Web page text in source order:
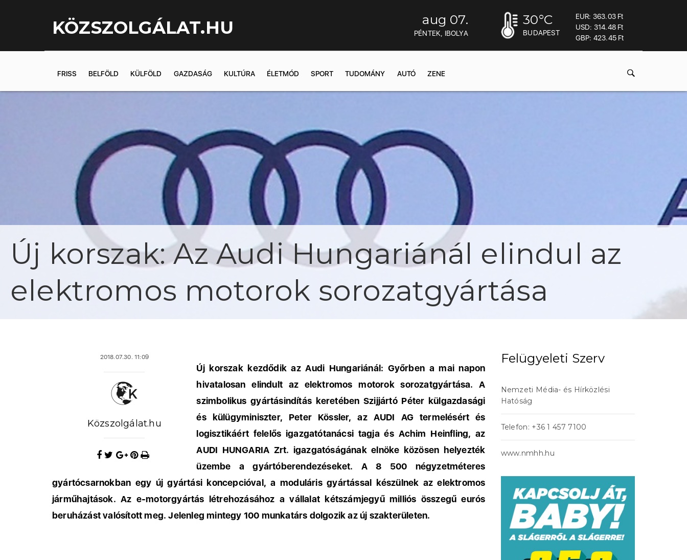
KÖZSZOLGÁLAT.HU aug 07.
PÉNTEK, IBOLYA
30°C
BUDAPEST
EUR: 363.03 Ft
USD: 314.48 Ft
GBP: 423.45 Ft
FRISS BELFÖLD KÜLFÖLD GAZDASÁG KULTÚRA ÉLETMÓD SPORT TUDOMÁNY AUTÓ ZENE
Új korszak: Az Audi Hungariánál elindul az
elektromos motorok sorozatgyártása
2018.07.30. 11:09
Közszolgálat.hu
Új korszak kezdődik az Audi Hungariánál: Győrben a mai napon
hivatalosan elindult az elektromos motorok sorozatgyártása. A
szimbolikus gyártásindítás keretében Szijjártó Péter külgazdasági
és külügyminiszter, Peter Kössler, az AUDI AG termelésért és
logisztikáért felelős igazgatótanácsi tagja és Achim Heinfling, az
AUDI HUNGARIA Zrt. igazgatóságának elnöke közösen helyezték
üzembe a gyártóberendezéseket. A 8 500 négyzetméteres
gyártócsarnokban egy új gyártási koncepcióval, a moduláris gyártással készülnek az elektromos
járműhajtások. Az e-motorgyártás létrehozásához a vállalat kétszámjegyű milliós összegű eurós
beruházást valósított meg. Jelenleg mintegy 100 munkatárs dolgozik az új szakterületen.
Felügyeleti Szerv
Nemzeti Média- és Hírközlési
Hatóság
Telefon: +36 1 457 7100
www.nmhh.hu